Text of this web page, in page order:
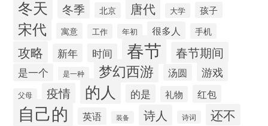
冬天 冬季 北京 唐代 大学 孩子
宋代 寓意 工作 年初 很多人 手机
攻略 新年 时间 春节 春节期间
是一个 是一种 梦幻西游 汤圆 游戏
父母 疫情 的人 的是 礼物 红包
自己的 英语 装备 诗人 诗词 还不